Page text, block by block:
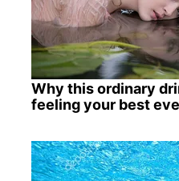
Why this ordinary
feeling your best